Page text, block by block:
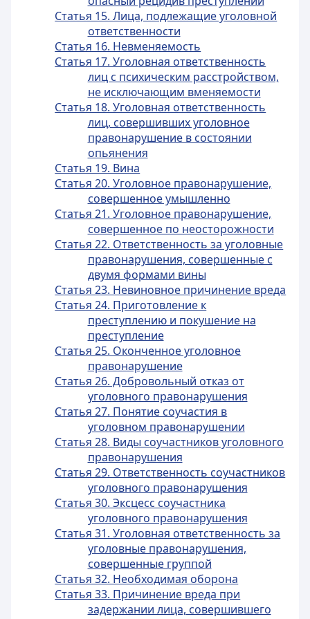
Статья 15. Лица, подлежащие уголовной
ответственности
Статья 16. Невменяемость
Статья 17. Уголовная ответственность
лиц с психическим расстройством,
не исключающим вменяемости
Статья 18. Уголовная ответственность
лиц, совершивших уголовное
правонарушение в состоянии
опьянения
Статья 19. Вина
Статья 20. Уголовное правонарушение,
совершенное умышленно
Статья 21. Уголовное правонарушение,
совершенное по неосторожности
Статья 22. Ответственность за уголовные
правонарушения, совершенные с
двумя формами вины
Статья 23. Невиновное причинение вреда
Статья 24. Приготовление к
преступлению и покушение на
преступление
Статья 25. Оконченное уголовное
правонарушение
Статья 26. Добровольный отказ от
уголовного правонарушения
Статья 27. Понятие соучастия в
уголовном правонарушении
Статья 28. Виды соучастников уголовного
правонарушения
Статья 29. Ответственность соучастников
уголовного правонарушения
Статья 30. Эксцесс соучастника
уголовного правонарушения
Статья 31. Уголовная ответственность за
уголовные правонарушения,
совершенные группой
Статья 32. Необходимая оборона
Статья 33. Причинение вреда при
задержании лица, совершившего